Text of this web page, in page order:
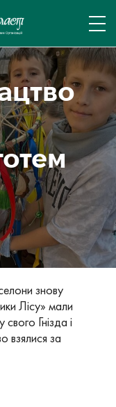
знову
Лісу» мали
Гнізда і
взялися за